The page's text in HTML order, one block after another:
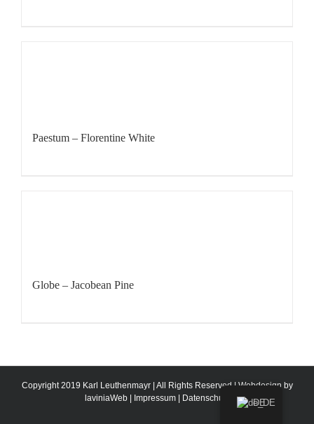
Paestum – Florentine White
Globe – Jacobean Pine
Copyright 2019 Karl Leuthenmayr | All Rights Reserved | Webdesign by
laviniaWeb| Impressum| Datenschutz DE